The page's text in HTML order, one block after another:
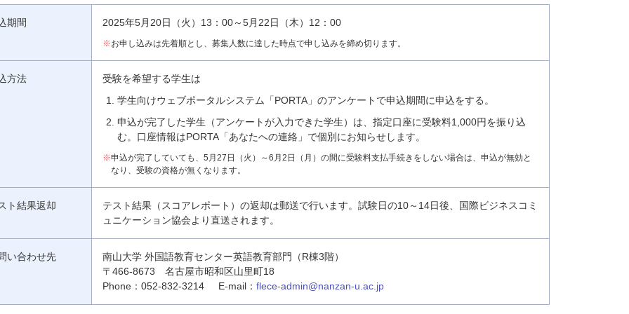
期間 2025年5月20日（火）13：00～5月22日（木）12：00
※お申し込みは先着順とし、募集人数に達した時点で申し込みを締め切ります。
方法
受験を希望する学生は
学生向けウェブポータルシステム「PORTA」のアンケートで申込期間に申込をする。
申込が完了した学生（アンケートが入力できた学生）は、指定口座に受験料1,000円を振り込
む。口座情報はPORTA「あなたへの連絡」で個別にお知らせします。
※申込が完了していても、5月27日（火）～6月2日（月）の間に受験料支払手続きをしない場合は、申込が無効と
なり、受験の資格が無くなります。
ト結果返却
テスト結果（スコアレポート）の返却は郵送で行います。試験日の10～14日後、国際ビジネスコミ
ュニケーション協会より直送されます。
い合わせ先
南山大学 外国語教育センター英語教育部門（R棟3階）
〒466-8673 名古屋市昭和区山里町18
Phone：052-832-3214 E-mail：flece-admin@nanzan-u.ac.jp